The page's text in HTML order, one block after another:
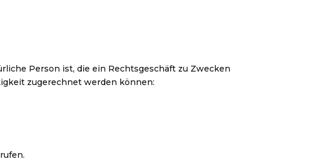
Person ist, die ein Rechtsgeschäft zu Zwecken
zugerechnet werden können: